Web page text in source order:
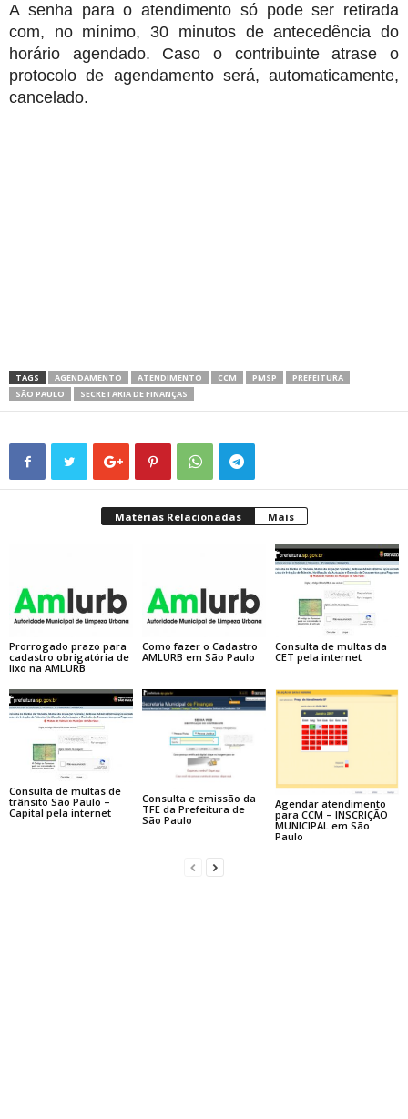
A senha para o atendimento só pode ser retirada
com, no mínimo, 30 minutos de antecedência do
horário agendado. Caso o contribuinte atrase o
protocolo de agendamento será, automaticamente,
cancelado.
TAGS AGENDAMENTO ATENDIMENTO CCM PMSP
PREFEITURA
SÃO PAULO
SECRETARIA DE FINANÇAS
Matérias Relacionadas Mais
Prorrogado prazo para
cadastro obrigatória de
lixo na AMLURB
Como fazer o Cadastro
AMLURB em São Paulo
Consulta de multas da
CET pela internet
Consulta de multas de
trânsito São Paulo –
Capital pela internet
Consulta e emissão da
TFE da Prefeitura de
São Paulo
Agendar atendimento
para CCM – INSCRIÇÃO
MUNICIPAL em São
Paulo